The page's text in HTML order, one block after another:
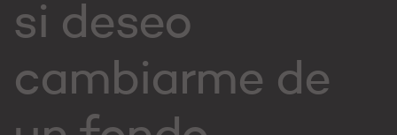
si deseo
cambiarme de